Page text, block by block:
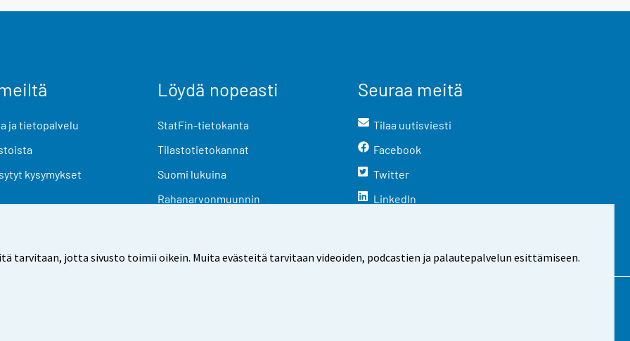
tarvitaan, jotta sivusto toimii oikein. Muita evästeitä tarvitaan videoiden, podcastien ja palautepalvelun esittämiseen.
ja tietopalvelu
kysymykset
Löydä nopeasti
StatFin-tietokanta
Tilastotietokannat
Suomi lukuina
Rahanarvonmuunnin
Seuraa meitä
Tilaa uutisviesti
Facebook
Twitter
LinkedIn